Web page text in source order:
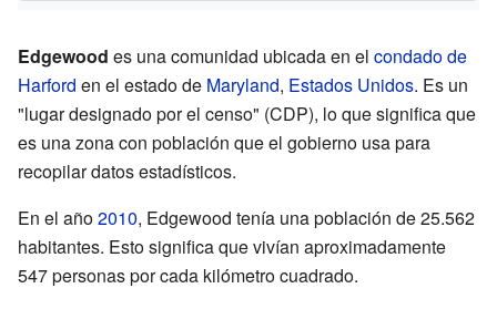
Edgewood es una comunidad ubicada en el condado de
Harford en el estado de Maryland, Estados Unidos. Es un
"lugar designado por el censo" (CDP), lo que significa que
es una zona con población que el gobierno usa para
recopilar datos estadísticos.
En el año2010, Edgewood tenía una población de 25.562
habitantes. Esto significa que vivían aproximadamente
547 personas por cada kilómetro cuadrado.